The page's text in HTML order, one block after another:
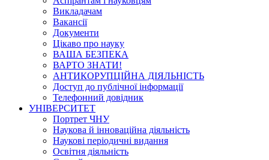
Викладачам
Вакансії
Документи
Цікаво про науку
ВАША БЕЗПЕКА
ВАРТО ЗНАТИ!
АНТИКОРУПЦІЙНА ДІЯЛЬНІСТЬ
Доступ до публічної інформації
Телефонний довідник
УНІВЕРСИТЕТ
Портрет ЧНУ
Наукова й інноваційна діяльність
Наукові періодичні видання
Освітня діяльність